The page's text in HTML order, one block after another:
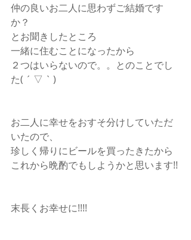
仲の良いお二人に思わずご結婚です
か？
とお聞きしたところ
一緒に住むことになったから
２つはいらないので。。とのことでし
た( ´ ▽ ` )
お二人に幸せをおすそ分けしていただ
いたので、
珍しく帰りにビールを買ったきたから
これから晩酌でもしようかと思います!!
末長くお幸せに!!!!